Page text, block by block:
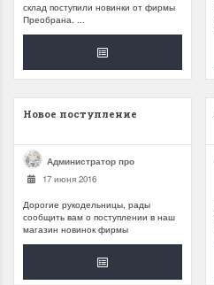
Чудетство...
Анастасия Туманова
1 июня 2024 11:29
склад поступили новинки от фирмы
Преобрана. ...
Новое поступление
Администратор про
17 июня 2016
Дорогие рукодельницы, рады
сообщить вам о поступлении в наш
магазин новинок фирмы